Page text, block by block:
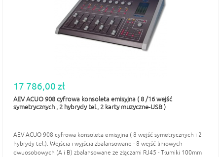
17 786,00 zł
AEV ACUO 908 cyfrowa konsoleta emisyjna ( 8 /16 wejść
symetrycznych , 2 hybrydy tel., 2 karty muzyczne-USB )
AEV ACUO 908 cyfrowa konsoleta emisyjna ( 8 wejść symetrycznych i 2
hybrydy tel.). Wejścia i wyjścia zbalansowane - 8 wejść liniowych
dwuosobowych (A i B) zbalansowane ze złączami RJ45 - Tłumiki 100mm